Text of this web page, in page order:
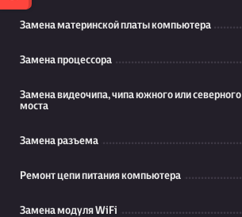
Замена материнской платы компьютера
Замена процессора
Замена видеочипа, чипа южного или северного
моста
Замена разъема
Ремонт цепи питания компьютера
Замена модуля WiFi